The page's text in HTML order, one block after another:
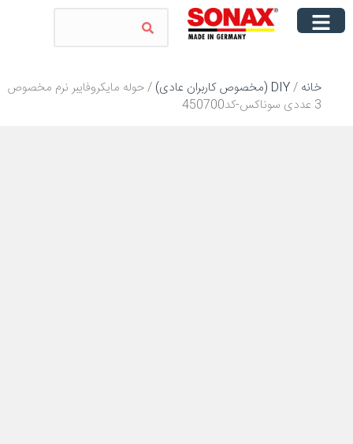
خانه /DIY (مخصوص کاربران عادی)
/ حوله مایکروفایبر نرم مخصوص
3 عددی سوناکس-کد450700